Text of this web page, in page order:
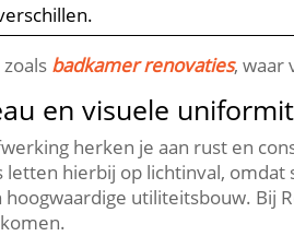
badkamer renovaties, waar
en visuele
herken je aan rust en
hierbij op lichtinval,
utiliteitsbouw.​ Bij